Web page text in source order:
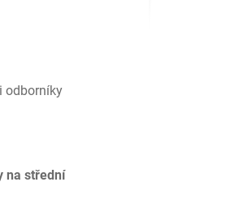
odborníky
na střední